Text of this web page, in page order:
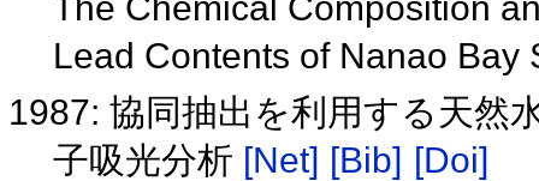
The Chemical Composition
Lead Contents of Nanao Bay
1987: 協同抽出を利用する天然
子吸光分析 [Net] [Bib] [Doi]